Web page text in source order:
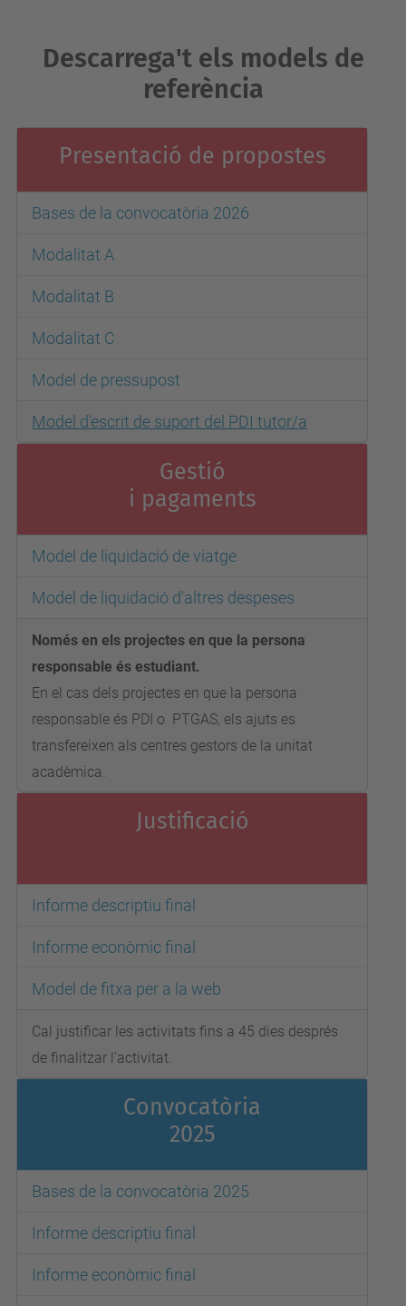
Descarrega't els models de
referència
Presentació de propostes
Bases de la convocatòria 2026
Modalitat A
Modalitat B
Modalitat C
Model de pressupost
Model d'escrit de suport del PDI tutor/a
Gestió
i pagaments
Model de liquidació de viatge
Model de liquidació d'altres despeses
Només en els projectes en que la persona
responsable és estudiant.
En el cas dels projectes en que la persona
responsable és PDI o PTGAS, els ajuts es
transfereixen als centres gestors de la unitat
acadèmica.
Justificació
Informe descriptiu final
Informe econòmic final
Model de fitxa per a la web
Cal justificar les activitats fins a 45 dies després
de finalitzar l'activitat.
Convocatòria
2025
Bases de la convocatòria 2025
Informe descriptiu final
Informe econòmic final